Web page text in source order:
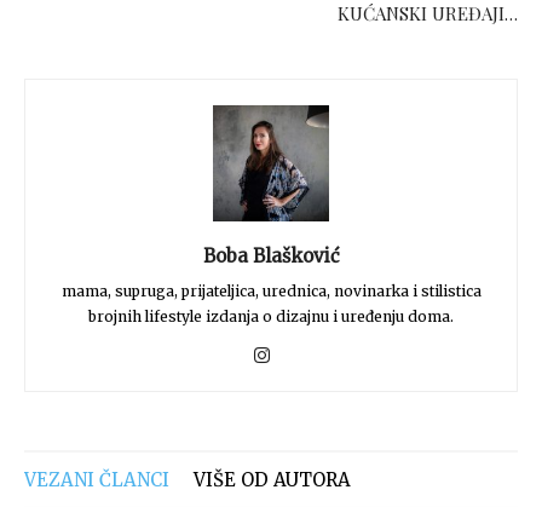
KUĆANSKI UREĐAJI…
Boba Blašković
mama, supruga, prijateljica, urednica, novinarka i stilistica
brojnih lifestyle izdanja o dizajnu i uređenju doma.
VEZANI ČLANCI VIŠE OD AUTORA